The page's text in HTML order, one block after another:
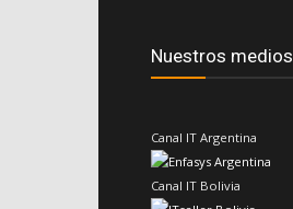
Nuestros medios
Canal IT Argentina
Canal IT Bolivia